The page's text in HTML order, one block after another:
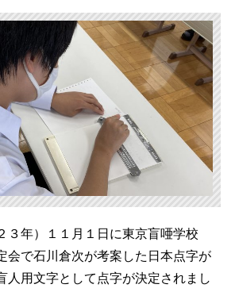
３年）１１月１日に東京盲唖学校
会で石川倉次が考案した日本点字が
人用文字として点字が決定されまし